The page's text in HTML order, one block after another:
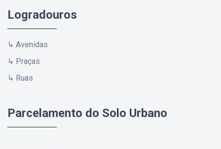
Logradouros
↳ Avenidas
↳ Praças
↳ Ruas
Parcelamento do Solo Urbano